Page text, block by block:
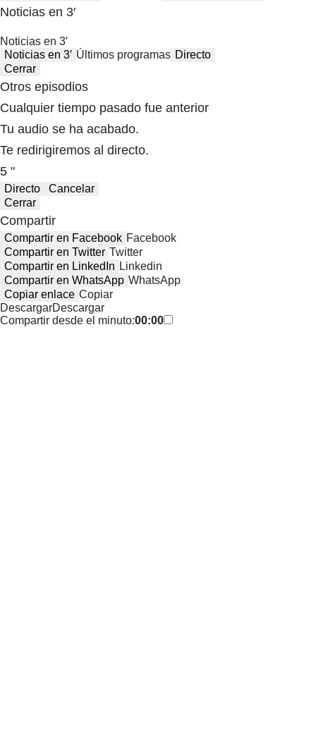
Noticias en 3′
Noticias en 3′
Noticias en 3′ Últimos programas Directo
Cerrar
Otros episodios
Cualquier tiempo pasado fue anterior
Tu audio se ha acabado.
Te redirigiremos al directo.
5 "
Directo
Cancelar
Cerrar
Compartir
Compartir en Facebook Facebook
Compartir en Twitter Twitter
Compartir en LinkedIn Linkedin
Compartir en WhatsApp WhatsApp
Copiar enlace Copiar
DescargarDescargar
Compartir desde el minuto:00:00